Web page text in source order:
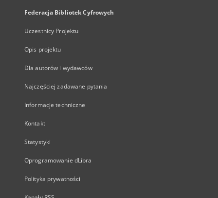
Federacja Bibliotek Cyfrowych
Uczestnicy Projektu
Opis projektu
Dla autorów i wydawców
Najczęściej zadawane pytania
Informacje techniczne
Kontakt
Statystyki
Oprogramowanie dLibra
Polityka prywatności